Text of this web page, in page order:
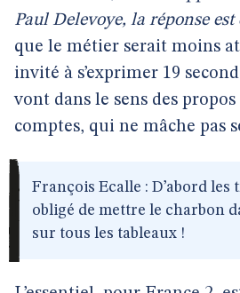
Paul Delevoye, la réponse
que le métier serait moins
invité à s’exprimer 19
vont dans le sens des
comptes, qui ne mâche pas
François Ecalle : D’abord
obligé de mettre le charbon
sur tous les tableaux !